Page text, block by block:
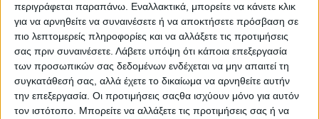
περιγράφεται παραπάνω. Εναλλακτικά, μπορείτε να κάνετε κλικ
για να αρνηθείτε να συναινέσετε ή να αποκτήσετε πρόσβαση σε
πιο λεπτομερείς πληροφορίες και να αλλάξετε τις προτιμήσεις
σας πριν συναινέσετε. Λάβετε υπόψη ότι κάποια επεξεργασία
των προσωπικών σας δεδομένων ενδέχεται να μην απαιτεί τη
συγκατάθεσή σας, αλλά έχετε το δικαίωμα να αρνηθείτε αυτήν
την επεξεργασία. Οι προτιμήσεις σαςθα ισχύουν μόνο για αυτόν
τον ιστότοπο. Μπορείτε να αλλάξετε τις προτιμήσεις σας ή να